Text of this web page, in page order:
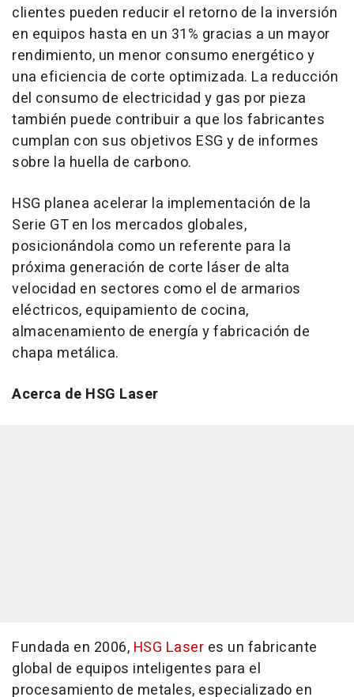
clientes pueden reducir el retorno de la inversión
en equipos hasta en un 31% gracias a un mayor
rendimiento, un menor consumo energético y
una eficiencia de corte optimizada. La reducción
del consumo de electricidad y gas por pieza
también puede contribuir a que los fabricantes
cumplan con sus objetivos ESG y de informes
sobre la huella de carbono.
HSG planea acelerar la implementación de la
Serie GT en los mercados globales,
posicionándola como un referente para la
próxima generación de corte láser de alta
velocidad en sectores como el de armarios
eléctricos, equipamiento de cocina,
almacenamiento de energía y fabricación de
chapa metálica.
Acerca de HSG Laser
Fundada en 2006, HSG Laser es un fabricante
global de equipos inteligentes para el
procesamiento de metales, especializado en